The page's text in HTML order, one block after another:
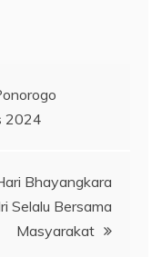
2024
Bhayangkara
Selalu Bersama
Masyarakat